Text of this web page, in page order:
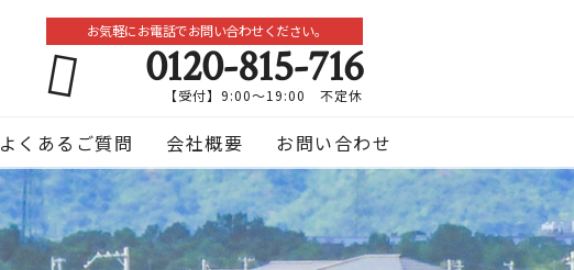
お気軽にお電話でお問い合わせください。
0120-815-716
【受付】9:00～19:00 不定休
よくあるご質問 会社概要 お問い合わせ